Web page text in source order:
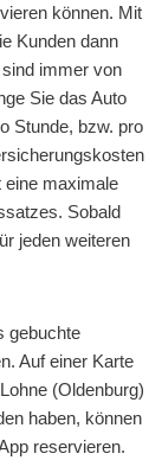
können. Mit
Kunden dann
immer von
Sie das Auto
Stunde, bzw. pro
eine maximale
Sobald
jeden weiteren
gebuchte
Auf einer Karte
(Oldenburg)
haben, können
reservieren.